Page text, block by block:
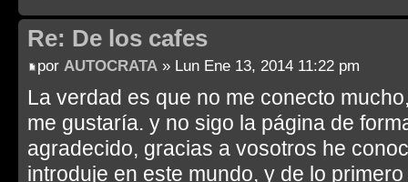
Re: De los cafes
por AUTOCRATA » Lun Ene 13, 2014 11:22 pm
La verdad es que no me conecto
me gustaría. y no sigo la página de
agradecido, gracias a vosotros he
introduje en este mundo, y de lo